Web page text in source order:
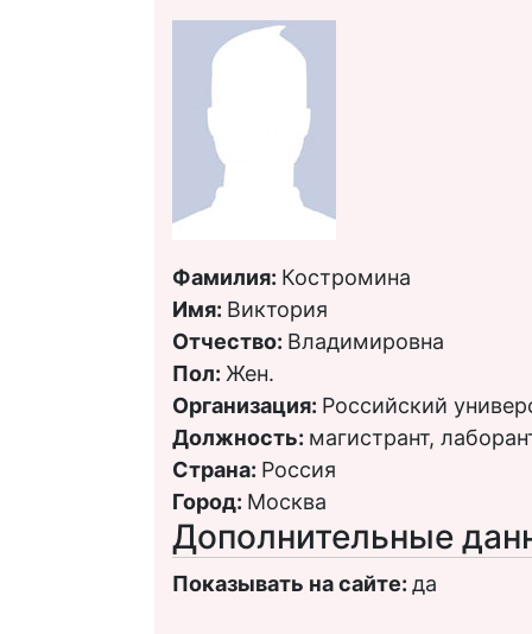
Фамилия: Костромина
Имя: Виктория
Отчество: Владимировна
Пол: Жен.
Организация: Российский
Должность: магистрант,
Страна: Россия
Город: Москва
Дополнительные
Показывать на сайте: да